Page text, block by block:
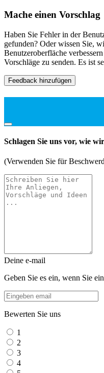
Mache einen Vorschlag
Haben Sie Fehler in der
gefunden? Oder wissen Sie,
Benutzeroberfläche
Vorschläge zu senden. Es ist
Feedback hinzufügen
Schlagen Sie uns vor, wie
(Verwenden Sie für
Deine e-mail
Geben Sie es ein, wenn Sie
Bewerten Sie uns
1
2
3
4